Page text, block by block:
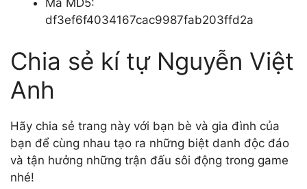
Mã MD5:
df3ef6f4034167cac9987fab203ffd2a
Chia sẻ kí tự Nguyễn Việt
Anh
Hãy chia sẻ trang này với bạn bè và gia đình của
bạn để cùng nhau tạo ra những biệt danh độc đáo
và tận hưởng những trận đấu sôi động trong game
nhé!